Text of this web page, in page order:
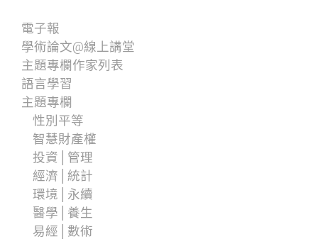
電子報
學術論文@線上講堂
主題專欄作家列表
語言學習
主題專欄
性別平等
智慧財產權
投資│管理
經濟│統計
環境│永續
醫學│養生
易經│數術